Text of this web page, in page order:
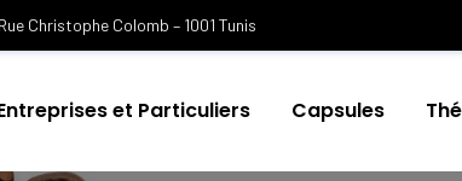
Christophe Colomb – 1001 Tunis
et Particuliers Capsules Thé